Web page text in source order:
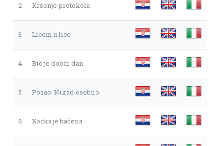
2 Kršenje protokola
3 Licem u lice
4 Bio je dobar dan
5 Posao. Nikad osobno.
6 Kocka je bačena